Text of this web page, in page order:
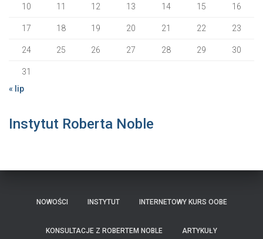
10 11 12 13 14 15 16
17 18 19 20 21 22 23
24 25 26 27 28 29 30
31
« lip
Instytut Roberta Noble
NOWOŚCI INSTYTUT INTERNETOWY KURS OOBE
KONSULTACJE Z ROBERTEM NOBLE ARTYKUŁY